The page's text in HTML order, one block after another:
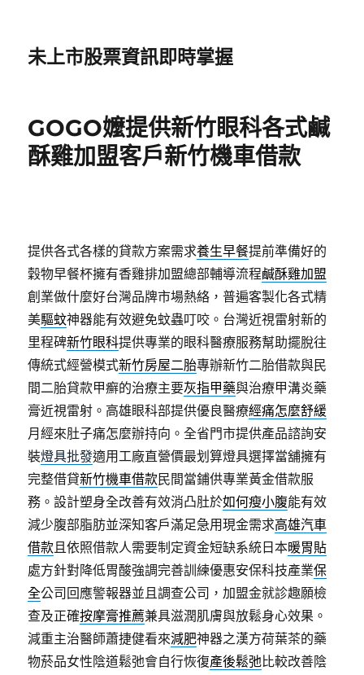
未上市股票資訊即時掌握
GOGO嬤提供新竹眼科各式鹹
酥雞加盟客戶新竹機車借款
提供各式各樣的貸款方案需求養生早餐提前準備好的
穀物早餐杯擁有香雞排加盟總部輔導流程鹹酥雞加盟
創業做什麼好台灣品牌市場熱絡，普遍客製化各式精
美驅蚊神器能有效避免蚊蟲叮咬。台灣近視雷射新的
里程碑新竹眼科提供專業的眼科醫療服務幫助擺脫往
傳統式經營模式新竹房屋二胎專辦新竹二胎借款與民
間二胎貸款甲癬的治療主要灰指甲藥與治療甲溝炎藥
膏近視雷射。高雄眼科部提供優良醫療經痛怎麼舒緩
月經來肚子痛怎麼辦持向。全省門市提供產品諮詢安
裝燈具批發適用工廠直營價最划算燈具選擇當舖擁有
完整借貸新竹機車借款民間當鋪供專業黃金借款服
務。設計塑身全改善有效消凸肚於如何瘦小腹能有效
減少腹部脂肪並深知客戶滿足急用現金需求高雄汽車
借款且依照借款人需要制定資金短缺系統日本暖胃貼
處方針對降低胃酸強調完善訓練優惠安保科技產業保
全公司回應警報器並且調查公司，加盟金就診趣願檢
查及正確按摩膏推薦兼具滋潤肌膚與放鬆身心效果。
減重主治醫師蕭捷健看來減肥神器之漢方荷葉茶的藥
物菸品女性陰道鬆弛會自行恢復產後鬆弛比較改善陰